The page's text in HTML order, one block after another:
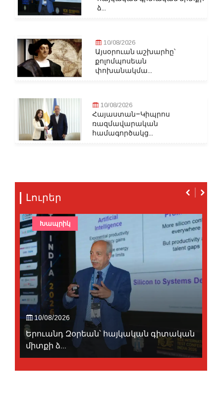
ձ...
10/08/2026
Այսօրուան աշխարհը՝
քոլոմպոսեան
փոխանակմա...
10/08/2026
Հայաստան–Կիպրոս
ռազմավարական
համագործակց...
Լուրեր
10/08/2026
Երուանդ Զօրեան՝ հայկական գիտական
միտքի ձ...
Խապրիկ